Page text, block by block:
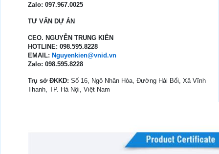
Zalo: 097.967.0025
TƯ VẤN DỰ ÁN
CEO. NGUYỄN TRUNG KIÊN
HOTLINE: 098.595.8228
EMAIL: Nguyenkien@vnid.vn
Zalo: 098.595.8228
Trụ sở ĐKKD: Số 16, Ngõ Nhân Hòa, Đường Hải Bối, Xã Vĩnh
Thanh, TP. Hà Nội, Việt Nam